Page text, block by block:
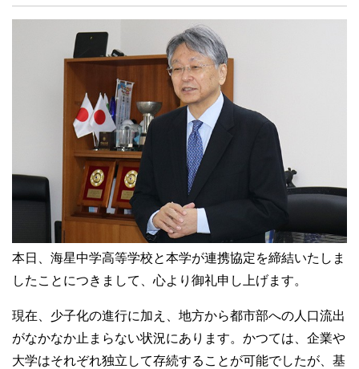
本日、海星中学高等学校と本学が連携協定を締結いたしま
したことにつきまして、心より御礼申し上げます。
現在、少子化の進行に加え、地方から都市部への人口流出
がなかなか止まらない状況にあります。かつては、企業や
大学はそれぞれ独立して存続することが可能でしたが、基